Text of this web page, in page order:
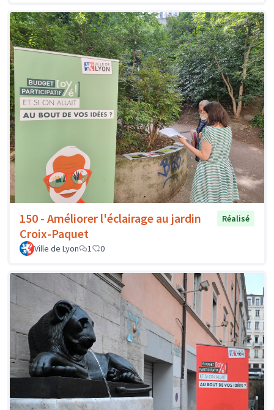
150 - Améliorer l'éclairage au jardin
Croix-Paquet
Réalisé
Ville de Lyon 1 0